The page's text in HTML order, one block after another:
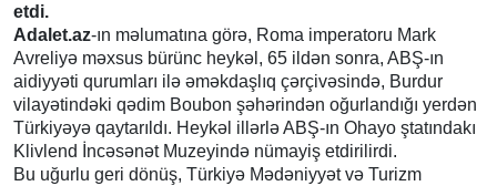
etdi.
Adalet.az-ın məlumatına görə, Roma imperatoru Mark
Avreliyə məxsus bürünc heykəl, 65 ildən sonra, ABŞ-ın
aidiyyəti qurumları ilə əməkdaşlıq çərçivəsində, Burdur
vilayətindəki qədim Boubon şəhərindən oğurlandığı yerdən
Türkiyəyə qaytarıldı. Heykəl illərlə ABŞ-ın Ohayo ştatındakı
Klivlend İncəsənət Muzeyində nümayiş etdirilirdi.
Bu uğurlu geri dönüş, Türkiyə Mədəniyyət və Turizm